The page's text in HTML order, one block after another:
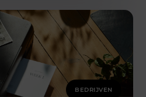
BEDRIJVEN